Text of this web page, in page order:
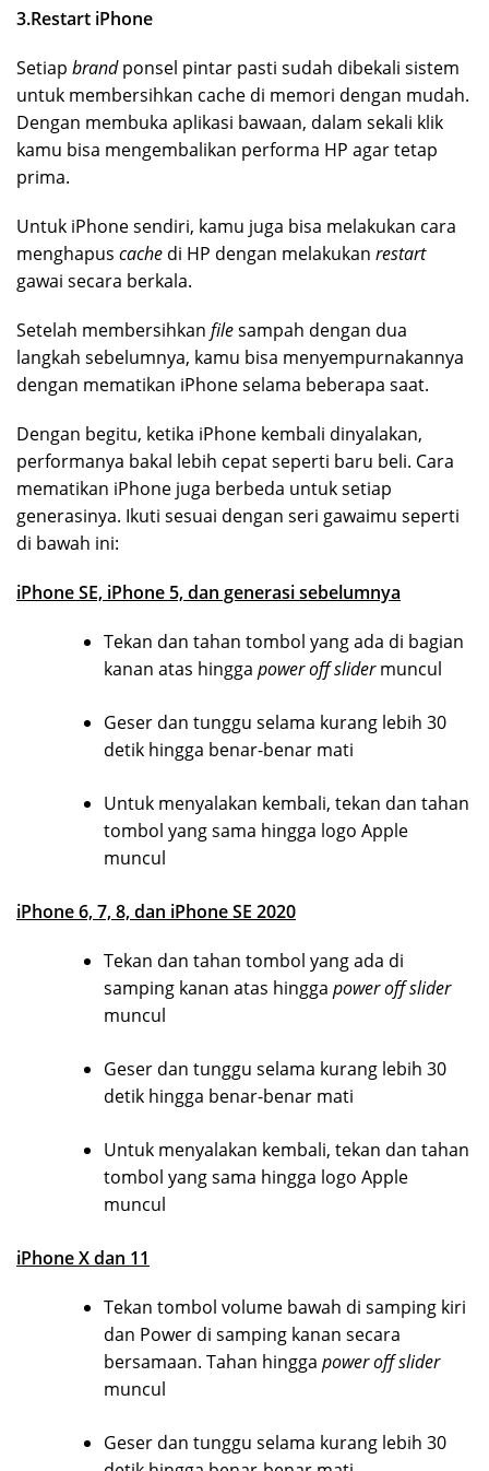
3.Restart iPhone
Setiap brandponsel pintar pasti sudah dibekali sistem
untuk membersihkan cache di memori dengan mudah.
Dengan membuka aplikasi bawaan, dalam sekali klik
kamu bisa mengembalikan performa HP agar tetap
prima.
Untuk iPhone sendiri, kamu juga bisa melakukan cara
menghapus cache di HP dengan melakukan restart
gawai secara berkala.
Setelah membersihkan filesampah dengan dua
langkah sebelumnya, kamu bisa menyempurnakannya
dengan mematikan iPhone selama beberapa saat.
Dengan begitu, ketika iPhone kembali dinyalakan,
performanya bakal lebih cepat seperti baru beli. Cara
mematikan iPhone juga berbeda untuk setiap
generasinya. Ikuti sesuai dengan seri gawaimu seperti
di bawah ini:
iPhone SE, iPhone 5, dan generasi sebelumnya
Tekan dan tahan tombol yang ada di bagian
kanan atas hingga power off slidermuncul
Geser dan tunggu selama kurang lebih 30
detik hingga benar-benar mati
Untuk menyalakan kembali, tekan dan tahan
tombol yang sama hingga logo Apple
muncul
iPhone 6, 7, 8, dan iPhone SE 2020
Tekan dan tahan tombol yang ada di
samping kanan atas hingga power off slider
muncul
Geser dan tunggu selama kurang lebih 30
detik hingga benar-benar mati
Untuk menyalakan kembali, tekan dan tahan
tombol yang sama hingga logo Apple
muncul
iPhone X dan 11
Tekan tombol volume bawah di samping kiri
dan Power di samping kanan secara
bersamaan. Tahan hingga power off slider
muncul
Geser dan tunggu selama kurang lebih 30